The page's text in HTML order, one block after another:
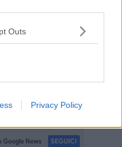
Outs
Privacy Policy
per il mantenimento nel
portuali. - ha aggiunto
e ai trasporti ritengo
del personale in
del tavolo di confronto con il
che lo sviluppo